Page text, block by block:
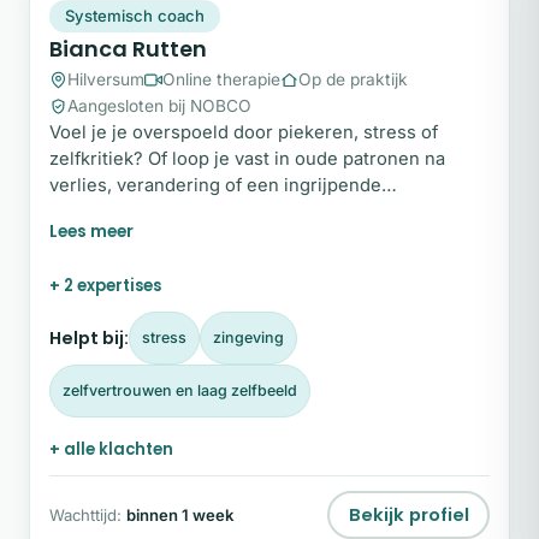
Snel beschikbaar
Systemisch coach
Bianca Rutten
Hilversum Online therapie
Op de praktijk
Aangesloten bij NOBCO
Voel je je overspoeld door piekeren, stress of
zelfkritiek? Of loop je vast in oude patronen na
verlies, verandering of een ingrijpende
en veerkracht te vinden. Ik ben Bianca Rutten,
volwassenen bij rouw, verlies, burn-out, innerlijke
onrust en grote levensveranderingen.
+ 2 expertises
Helpt bij: stress zingeving
zelfvertrouwen en laag zelfbeeld
+ alle klachten
Wachttijd: binnen 1 week Bekijk profiel